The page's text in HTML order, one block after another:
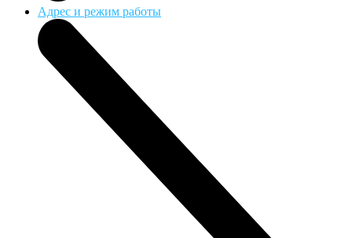
Адрес и режим работы